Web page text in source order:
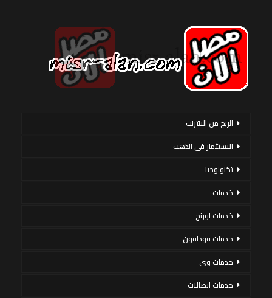
الربح من الانترنت
الاستثمار فى الذهب
تكنولوجيا
خدمات
خدمات اورنج
خدمات فودافون
خدمات وى
خدمات اتصالات